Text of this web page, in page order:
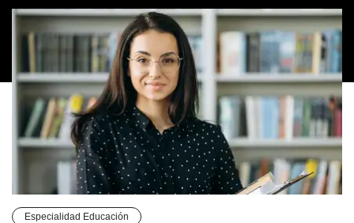
Especialidad Educación